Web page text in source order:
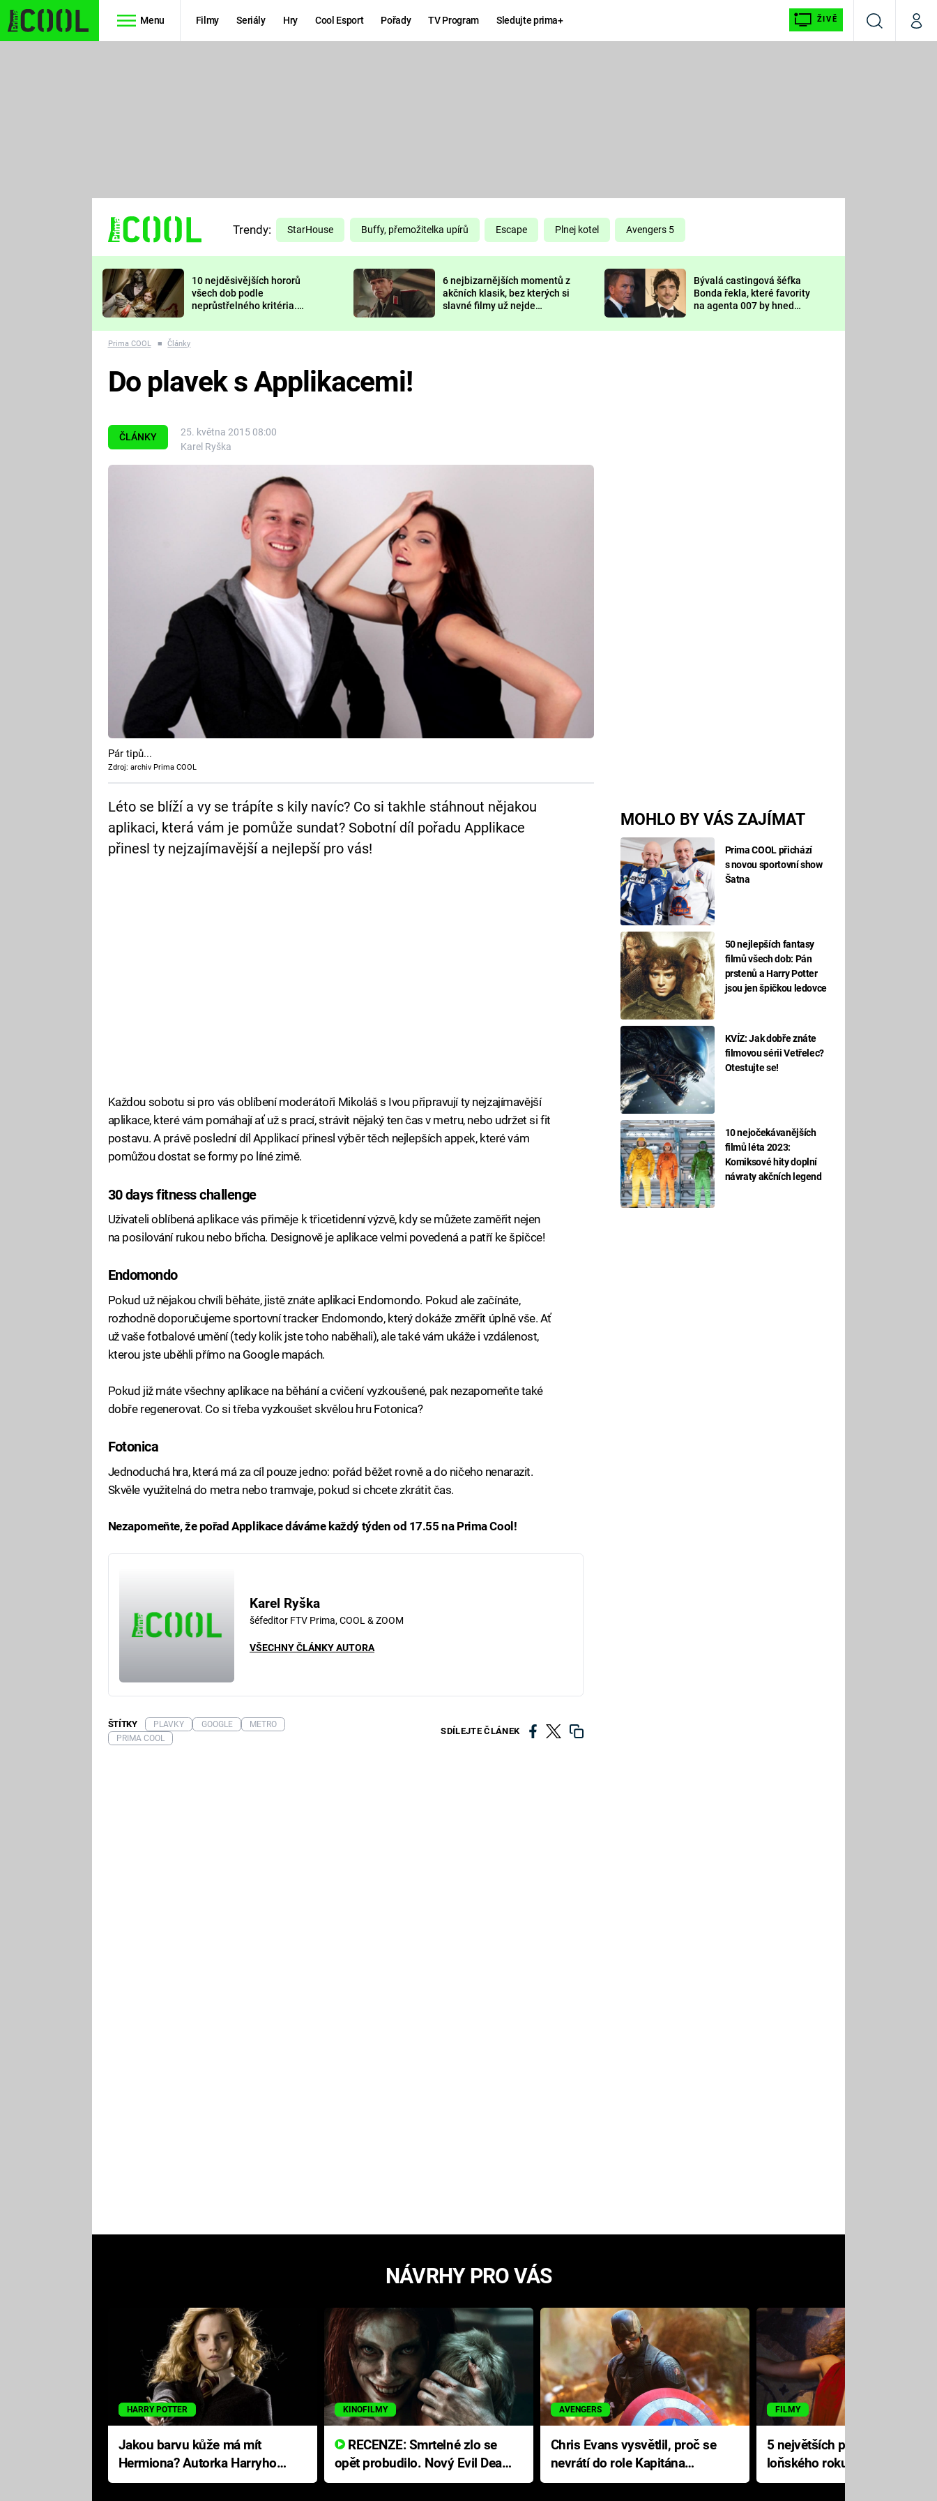
Menu Filmy Seriály Hry Cool Esport Pořady TV Program Sledujte prima+ ŽIVĚ
VyhledáváníMůj
TŘESKU
FUTURAMA
PREDÁTOR
DELIVERANCE
KOMEDIE
CHUCK
NORRIS
DEADPOOL
Prima LAJK
Sledujte nás
Trendy: StarHouse Buffy, přemožitelka upírů Escape Plnej kotel Avengers 5
10 nejděsivějších hororů
všech dob podle
neprůstřelného kritéria.
nejvíc zvednou tep?
6 nejbizarnějších momentů z
akčních klasik, bez kterých si
slavné filmy už nejde
Bývalá castingová šéfka
Bonda řekla, které favority
na agenta 007 by hned
Prima COOL ■ Články
ČLÁNKY
25. května 2015 08:00
Karel Ryška
MOHLO BY VÁS ZAJÍMAT
Prima COOL přichází
s novou sportovní show
Šatna
50 nejlepších fantasy
filmů všech dob: Pán
prstenů a Harry Potter
jsou jen špičkou ledovce
KVÍZ: Jak dobře znáte
filmovou sérii Vetřelec?
Otestujte se!
10 nejočekávanějších
filmů léta 2023:
Komiksové hity doplní
návraty akčních legend
Do plavek s Applikacemi!
Pár tipů...
Zdroj: archiv Prima COOL
Léto se blíží a vy se trápíte s kily navíc? Co si takhle stáhnout nějakou
aplikaci, která vám je pomůže sundat? Sobotní díl pořadu Applikace
přinesl ty nejzajímavější a nejlepší pro vás!
Každou sobotu si pro vás oblíbení moderátoři Mikoláš s Ivou připravují ty nejzajímavější
aplikace, které vám pomáhají ať už s prací, strávit nějaký ten čas v metru, nebo udržet si fit
postavu. A právě poslední díl Applikací přinesl výběr těch nejlepších appek, které vám
pomůžou dostat se formy po líné zimě.
30 days fitness challenge
Uživateli oblíbená aplikace vás přiměje k třicetidenní výzvě, kdy se můžete zaměřit nejen
na posilování rukou nebo břicha. Designově je aplikace velmi povedená a patří ke špičce!
Endomondo
Pokud už nějakou chvíli běháte, jistě znáte aplikaci Endomondo. Pokud ale začínáte,
rozhodně doporučujeme sportovní tracker Endomondo, který dokáže změřit úplně vše. Ať
už vaše fotbalové umění (tedy kolik jste toho naběhali), ale také vám ukáže i vzdálenost,
kterou jste uběhli přímo na Google mapách.
Pokud již máte všechny aplikace na běhání a cvičení vyzkoušené, pak nezapomeňte také
dobře regenerovat. Co si třeba vyzkoušet skvělou hru Fotonica?
Fotonica
Jednoduchá hra, která má za cíl pouze jedno: pořád běžet rovně a do ničeho nenarazit.
Skvěle využitelná do metra nebo tramvaje, pokud si chcete zkrátit čas.
Nezapomeňte, že pořad Applikace dáváme každý týden od 17.55 na Prima Cool!
Karel Ryška
šéfeditor FTV Prima, COOL & ZOOM
VŠECHNY ČLÁNKY AUTORA
SDÍLEJTE ČLÁNEK
ŠTÍTKY PLAVKY GOOGLE
METRO
PRIMA COOL
NÁVRHY PRO VÁS
HARRY POTTER
Jakou barvu kůže má mít
Hermiona? Autorka Harryho
Pottera přišla s ráznou
KINOFILMY
RECENZE: Smrtelné zlo se
opět probudilo. Nový Evil Dead
přichází s neodolatelnou
AVENGERS
Chris Evans vysvětlil, proč se
nevrátí do role Kapitána
Ameriky
FILMY
5 největších propadáků
loňského roku: Disney na
jediné katastrofě prodělal 200